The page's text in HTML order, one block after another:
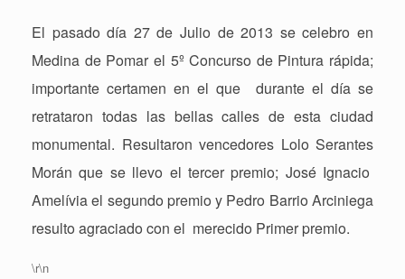
El pasado día 27 de Julio de 2013 se celebro en
Medina de Pomar el 5º Concurso de Pintura rápida;
importante certamen en el que
durante el día se
retrataron todas las bellas calles de esta ciudad
monumental. Resultaron vencedores Lolo Serantes
Morán que se llevo el tercer premio; José Ignacio
Amelíviael segundo premio y Pedro Barrio Arciniega
resulto agraciado con el merecido Primer premio.
\r\n